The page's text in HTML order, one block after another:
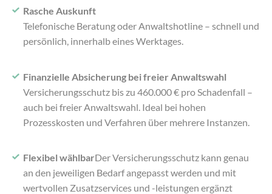
Rasche Auskunft
Telefonische Beratung oder Anwaltshotline – schnell und
persönlich, innerhalb eines Werktages.
Finanzielle Absicherung bei freier Anwaltswahl
Versicherungsschutz bis zu 460.000 € pro Schadenfall –
auch bei freier Anwaltswahl. Ideal bei hohen
Prozesskosten und Verfahren über mehrere Instanzen.
Flexibel wählbarDer Versicherungsschutz kann genau
an den jeweiligen Bedarf angepasst werden und mit
wertvollen Zusatzservices und -leistungen ergänzt